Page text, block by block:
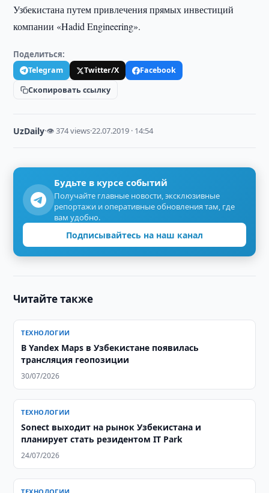
Узбекистана путем привлечения прямых инвестиций
компании «Hadid Engineering».
Поделиться:
Telegram Twitter/X
Facebook
Скопировать ссылку
UzDaily·👁 374 views·22.07.2019 · 14:54
Будьте в курсе событий
Получайте главные новости, эксклюзивные
репортажи и оперативные обновления там, где
вам удобно.
Подписывайтесь на наш канал
Читайте также
ТЕХНОЛОГИИ
В Yandex Maps в Узбекистане появилась
трансляция геопозиции
30/07/2026
ТЕХНОЛОГИИ
Sonect выходит на рынок Узбекистана и
планирует стать резидентом IT Park
24/07/2026